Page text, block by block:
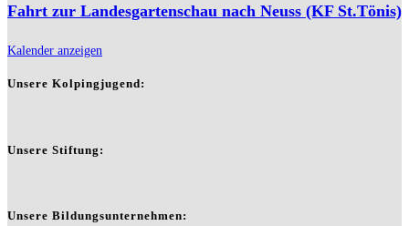
Fahrt zur Landesgartenschau nach Neuss (KF St.Tönis)
Kalender anzeigen
Unsere Kolpingjugend:
Unsere Stiftung:
Unsere Bildungsunternehmen: